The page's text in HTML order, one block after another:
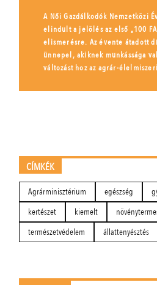
A Női Gazdálkodók Nemzetközi
elindult a jelölés az első „100
elismerésre. Az évente átadott
ünnepel, akiknek munkássága
változást hoz az agrár-
CÍMKÉK
Agrárminisztérium egészség
kertészet
kiemelt
természetvédelem
állattenyésztés